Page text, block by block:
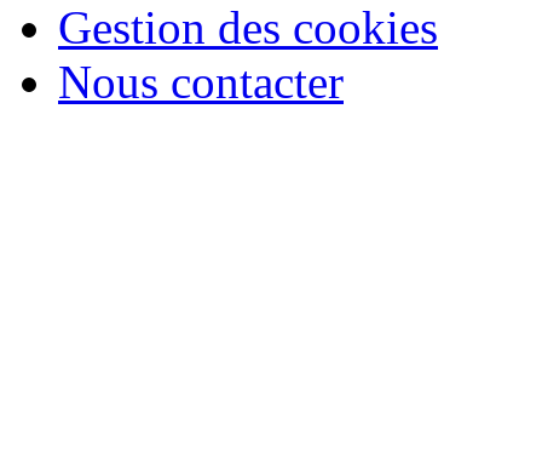
Gestion des cookies
Nous contacter